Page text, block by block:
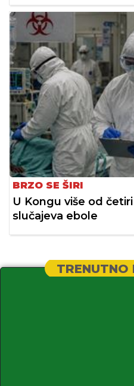
BRZO SE ŠIRI
U Kongu više od
slučajeva ebole
TRENUTNO